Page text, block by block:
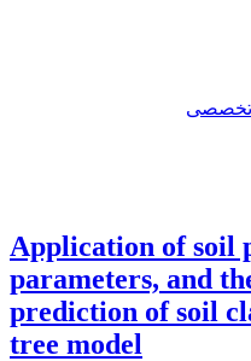
تخصصی
Application of soil
parameters, and
prediction of soil
tree model